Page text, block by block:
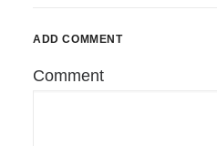
ADD COMMENT
Comment